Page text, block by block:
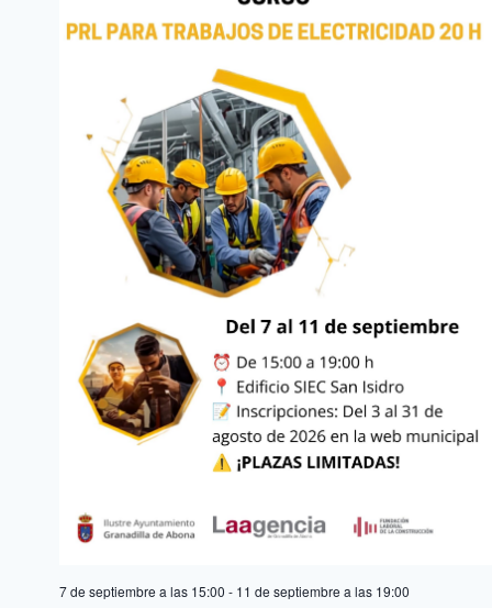
7 de septiembre a las 15:00 - 11 de septiembre a las 19:00